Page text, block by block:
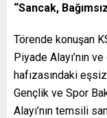
“Sancak,
Törende konuşan
Piyade Alayı’nın
hafızasındaki
Gençlik ve Spor
Alayı’nın temsili